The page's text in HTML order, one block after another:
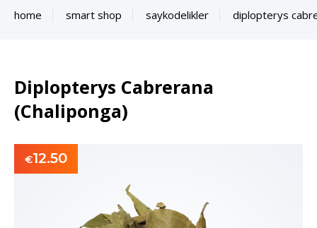
home smart shop saykodelikler diplopterys
Diplopterys Cabrerana
(Chaliponga)
€12.50